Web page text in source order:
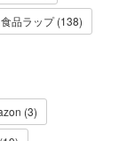
食品ラップ (138)
(3)